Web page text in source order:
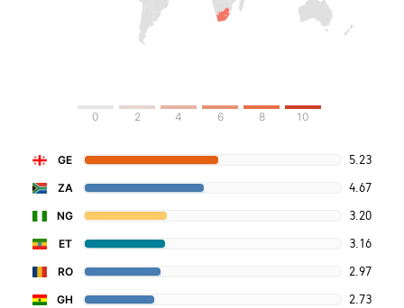
0 2 4 6 8 10
GE 5.23
ZA 4.67
NG 3.20
ET 3.16
RO 2.97
GH 2.73